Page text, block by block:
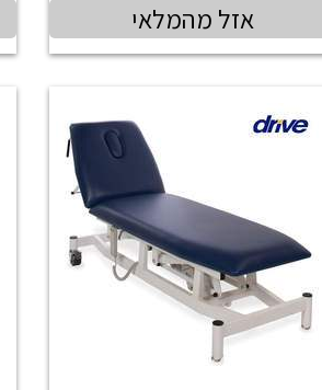
אזל מהמלאי